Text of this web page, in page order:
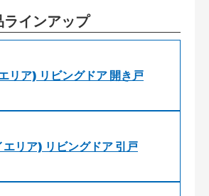
インアップ
リア) リビングドア 開き戸
リア) リビングドア 引戸